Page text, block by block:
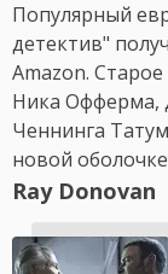
Популярный
детектив"
Amazon.
Ника Офферма,
Ченнинга
новой
Ray Donovan